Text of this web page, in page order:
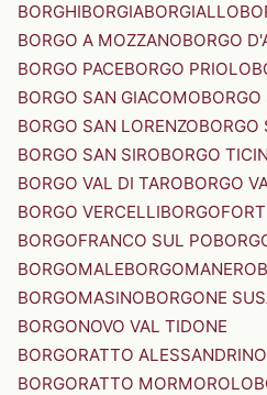
BORGHIBORGIABORGIALLO
BORGO A MOZZANOBORGO
BORGO PACEBORGO PRIOLO
BORGO SAN GIACOMOBORGO
BORGO SAN LORENZOBORGO
BORGO SAN SIROBORGO
BORGO VAL DI TAROBORGO
BORGO VERCELLI
BORGOFRANCO SUL PO
BORGOMALEBORGOMANERO
BORGOMASINOBORGONE
BORGONOVO VAL TIDONE
BORGORATTO ALESSANDRINO
BORGORATTO MORMOROLO